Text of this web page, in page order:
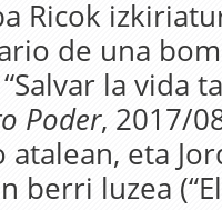
Ricok
de una
la vida
Poder, 2017/
eta
berri luzea